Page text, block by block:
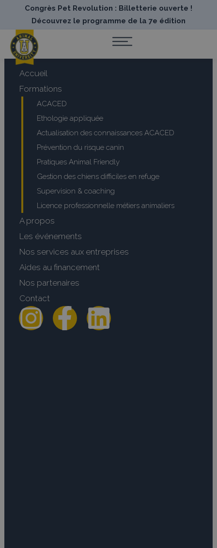
Congrès Pet Revolution : Billetterie ouverte !
Découvrez le programme de la 7e édition
Accueil
Formations
ACACED
Ethologie appliquée
Actualisation des connaissances ACACED
Prévention du risque canin
Pratiques Animal Friendly
Gestion des chiens difficiles en refuge
Supervision & coaching
Licence professionnelle métiers animaliers
A propos
Les événements
Nos services aux entreprises
Aides au financement
Nos partenaires
Contact